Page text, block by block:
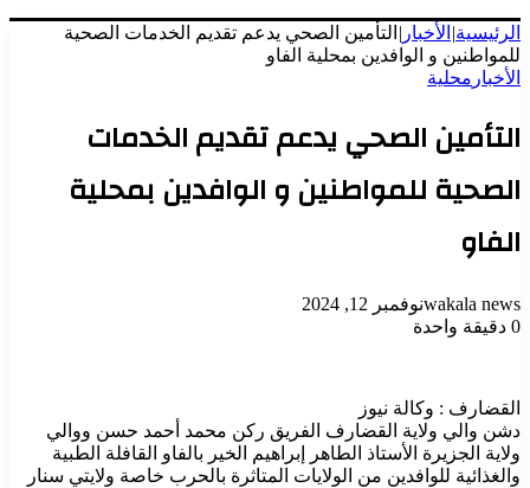
الرئيسية| الأخبار | التأمين الصحي يدعم تقديم الخدمات الصحية
للمواطنين و الوافدين بمحلية الفاو
الأخبار محلية
التأمين الصحي يدعم تقديم الخدمات
الصحية للمواطنين و الوافدين بمحلية
الفاو
wakala newsنوفمبر 12, 2024
0 دقيقة واحدة
القضارف : وكالة نيوز
دشن والي ولاية القضارف الفريق ركن محمد أحمد حسن ووالي
ولاية الجزيرة الأستاذ الطاهر إبراهيم الخير بالفاو القافلة الطبية
والغذائية للوافدين من الولايات المتاثرة بالحرب خاصة ولايتي سنار